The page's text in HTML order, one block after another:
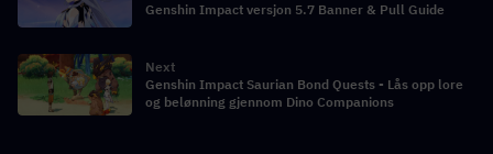
Genshin Impact versjon 5.7 Banner & Pull Guide
Next
Genshin Impact Saurian Bond Quests - Lås opp lore
og belønning gjennom Dino Companions